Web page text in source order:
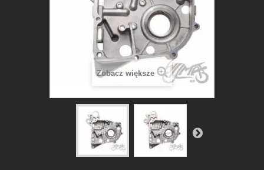
Zobacz większe